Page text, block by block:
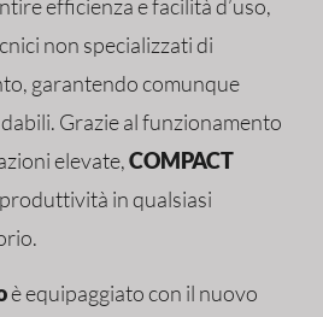
efficienza e facilità d’uso,
non specializzati di
garantendo comunque
Grazie al funzionamento
elevate,COMPACT
in qualsiasi
è equipaggiato con il nuovo